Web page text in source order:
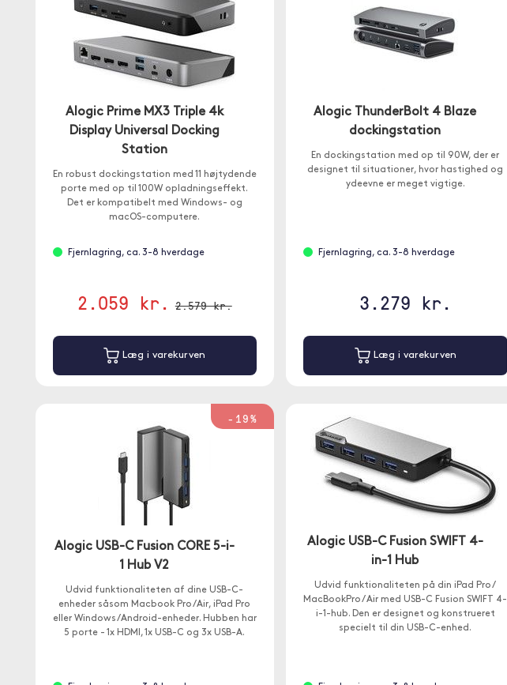
Alogic Prime MX3 Triple 4k
Display Universal Docking
Station
En robust dockingstation med 11 højtydende
porte med op til 100W opladningseffekt.
Det er kompatibelt med Windows- og
macOS-computere.
Fjernlagring, ca. 3-8 hverdage
2.059 kr. 2.579 kr.
Læg i varekurven
Alogic ThunderBolt 4 Blaze
dockingstation
En dockingstation med op til 90W, der er
designet til situationer, hvor hastighed og
ydeevne er meget vigtige.
Fjernlagring, ca. 3-8 hverdage
3.279 kr.
Læg i varekurven
-19%
Alogic USB-C Fusion CORE 5-i-
1 Hub V2
Udvid funktionaliteten af dine USB-C-
enheder såsom Macbook Pro /Air, iPad Pro
eller Windows/Android-enheder. Hubben har
5 porte - 1x HDMI, 1x USB-C og 3x USB-A.
Alogic USB-C Fusion SWIFT 4-
in-1 Hub
Udvid funktionaliteten på din iPad Pro /
MacBookPro / Air med USB-C Fusion SWIFT 4-
i-1-hub. Den er designet og konstrueret
specielt til din USB-C-enhed.